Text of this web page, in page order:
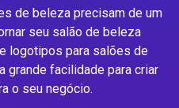
de beleza precisam de um
seu salão de beleza
logotipos para salões de
grande facilidade para criar
o seu negócio.